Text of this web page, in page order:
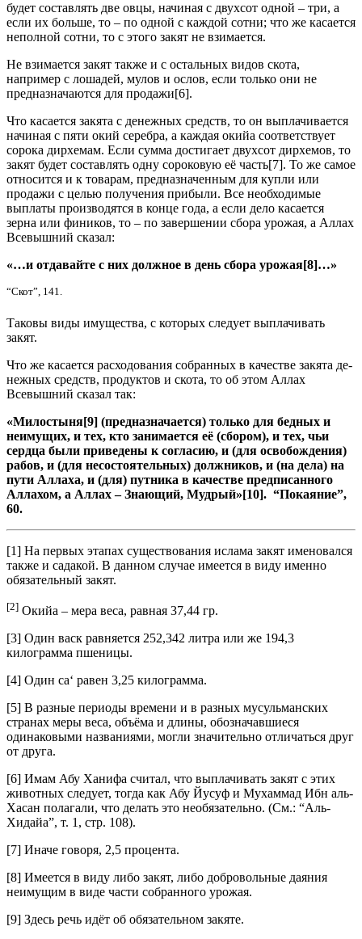
будет со­ставлять две овцы, начиная с двухсот одной – три, а
если их боль­ше, то – по одной с каждой сотни; что же касается
неполной сот­ни, то с этого закят не взимается.
Не взимается закят также и с остальных видов скота,
например с лошадей, мулов и ослов, если только они не
предназначаются для продажи[6].
Что касается закята с денежных средств, то он выплачивается
начиная с пяти окий серебра, а каждая окийа соответствует
сорока дирхемам. Если сумма достигает двухсот дирхемов, то
закят будет составлять одну сороковую её часть[7]. То же самое
относится и к товарам, предназначенным для купли или
продажи с целью полу­чения прибыли. Все необходимые
выплаты производятся в конце года, а если дело касается
зерна или фиников, то – по завершении сбора урожая, а Аллах
Всевышний сказал:
«…и отдавайте с них должное в день сбора урожая[8]…»
“Скот”, 141.
Таковы виды имущества, с которых следует выплачивать
закят.
Что же касается расходования собранных в качестве закята де­
нежных средств, продуктов и скота, то об этом Аллах
Всевышний сказал так:
«Милостыня[9] (предназначается) только для бедных и
неиму­щих, и тех, кто занимается её (сбором), и тех, чьи
сердца были приведены к согласию, и (для освобождения)
рабов, и (для несо­стоятельных) должников, и (на дела) на
пути Аллаха, и (для) пут­ника в качестве предписанного
Аллахом, а Аллах – Знающий, Мудрый»[10]. “Покаяние”,
60.
[1] На первых этапах существования ислама закят именовался
также и са­дакой. В данном случае имеется в виду именно
обязательный закят.
[2] Окийа – мера веса, равная 37,44 гр.
[3] Один васк равняется 252,342 литра или же 194,3
килограмма пшеницы.
[4] Один са‘ равен 3,25 килограмма.
[5] В разные периоды времени и в разных мусульманских
странах меры ве­са, объёма и длины, обозначавшиеся
одинаковыми названиями, могли значительно отличаться друг
от друга.
[6] Имам Абу Ханифа считал, что выплачивать закят с этих
животных следует, тогда как Абу Йусуф и Мухаммад Ибн аль-
Хасан полагали, что делать это необязательно. (См.: “Аль-
Хидайа”, т. 1, стр. 108).
[7] Иначе говоря, 2,5 процента.
[8] Имеется в виду либо закят, либо добровольные даяния
неимущим в виде части собранного урожая.
[9] Здесь речь идёт об обязательном закяте.